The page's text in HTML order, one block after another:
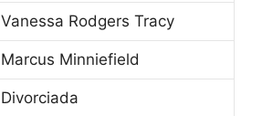
Vanessa Rodgers Tracy
Marcus Minniefield
Divorciada